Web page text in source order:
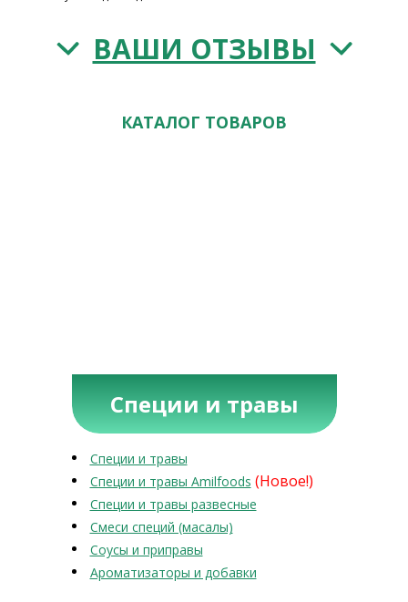
ВАШИ ОТЗЫВЫ
КАТАЛОГ ТОВАРОВ
Специи и травы
Специи и травы
Специи и травы Amilfoods (Новое!)
Специи и травы развесные
Смеси специй (масалы)
Соусы и приправы
Ароматизаторы и добавки